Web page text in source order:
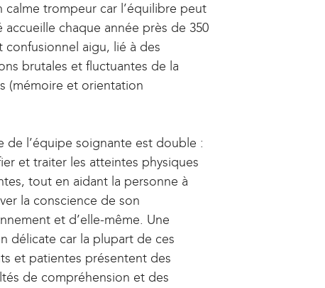
n
k
e
r
n
k
i
s
t
e
r
n
a
l
)
calme trompeur car l’équilibre peut
chaque année près de 350
confusionnel aigu, lié à des
brutales et fluctuantes de la
(mémoire et orientation
de l’équipe soignante est double :
et traiter les atteintes physiques
tout en aidant la personne à
la conscience de son
et d’elle-même. Une
délicate car la plupart de ces
et patientes présentent des
de compréhension et des